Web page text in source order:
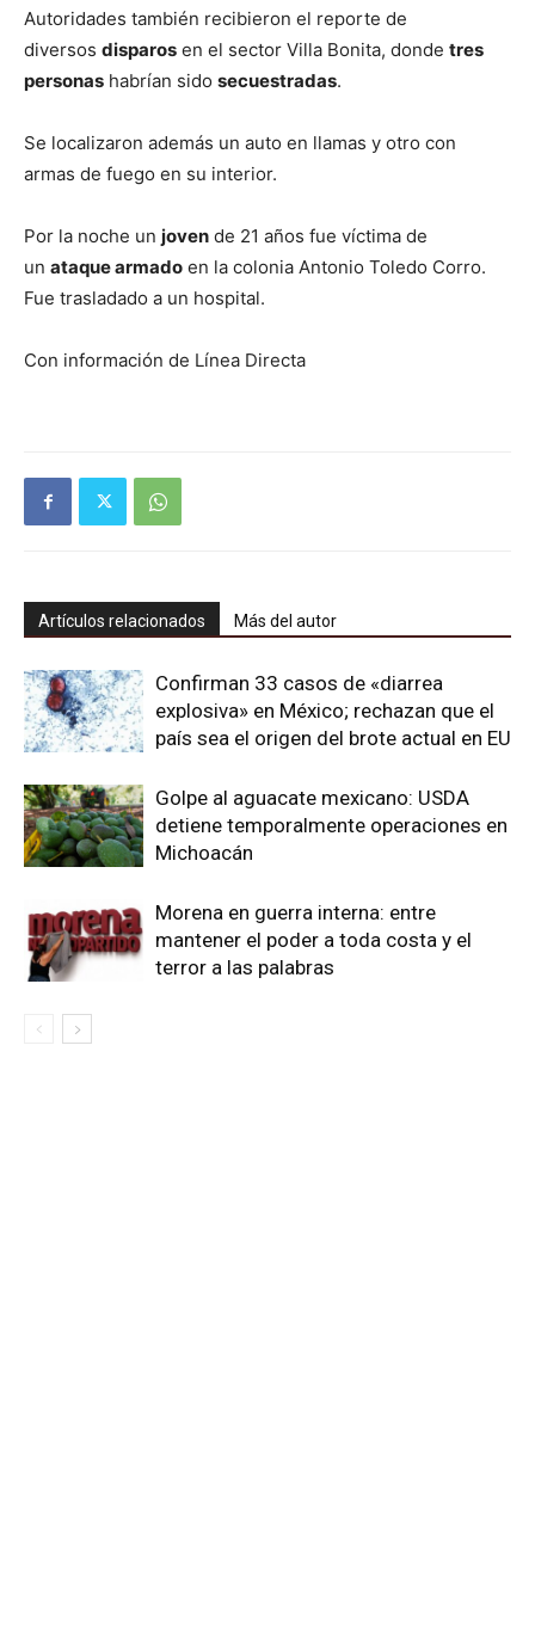
Autoridades también recibieron el reporte de
diversos disparos en el sector Villa Bonita, donde tres
personas habrían sido secuestradas.
Se localizaron además un auto en llamas y otro con
armas de fuego en su interior.
Por la noche un joven de 21 años fue víctima de
un ataque armado en la colonia Antonio Toledo Corro.
Fue trasladado a un hospital.
Con información de Línea Directa
Artículos relacionados Más del autor
Confirman 33 casos de «diarrea
explosiva» en México; rechazan que el
país sea el origen del brote actual en EU
Golpe al aguacate mexicano: USDA
detiene temporalmente operaciones en
Michoacán
Morena en guerra interna: entre
mantener el poder a toda costa y el
terror a las palabras